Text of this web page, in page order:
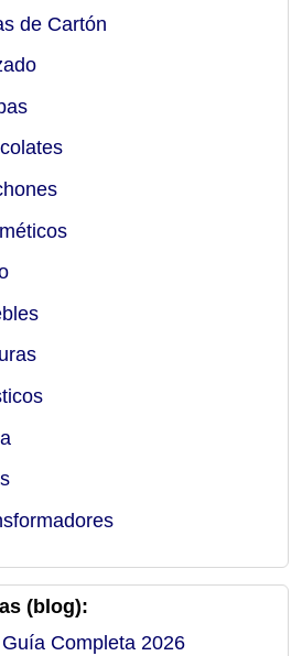
de Cartón
(blog):
Completa 2026